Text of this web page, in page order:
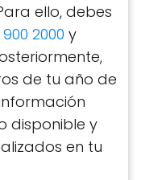
ello, debes
2000 y
de tu año de
disponible y
en tu